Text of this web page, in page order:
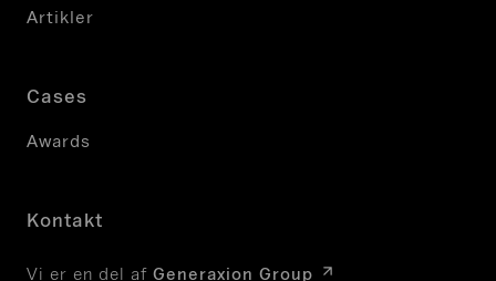
Artikler
Cases
Awards
Kontakt
Vi er en del af Generaxion Group